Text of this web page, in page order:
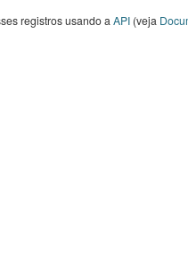
registros usando a API(veja